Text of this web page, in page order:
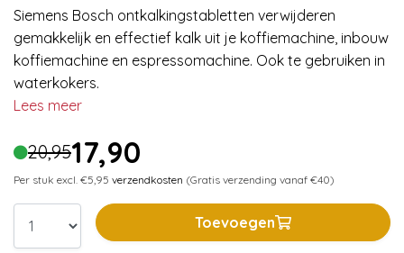
Siemens Bosch ontkalkingstabletten verwijderen
gemakkelijk en effectief kalk uit je koffiemachine, inbouw
koffiemachine en espressomachine. Ook te gebruiken in
waterkokers.
Lees meer
20,9517,90
Per stuk excl. €5,95 verzendkosten (Gratis verzending vanaf €40)
Toevoegen